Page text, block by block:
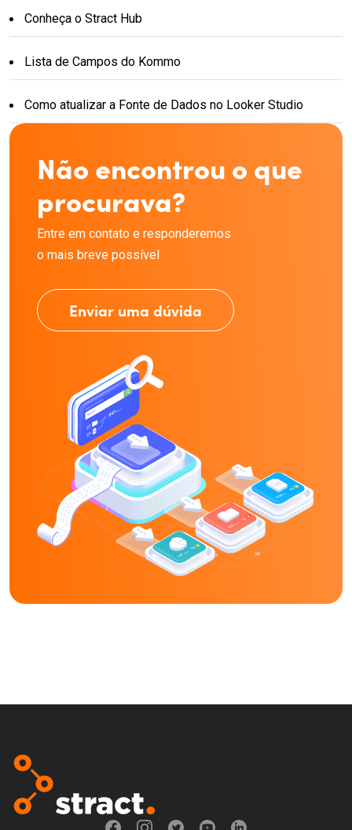
Conheça o Stract Hub
Lista de Campos do Kommo
Como atualizar a Fonte de Dados no Looker Studio
Não encontrou o que
procurava?
Entre em contato e responderemos
o mais breve possível
Enviar uma dúvida